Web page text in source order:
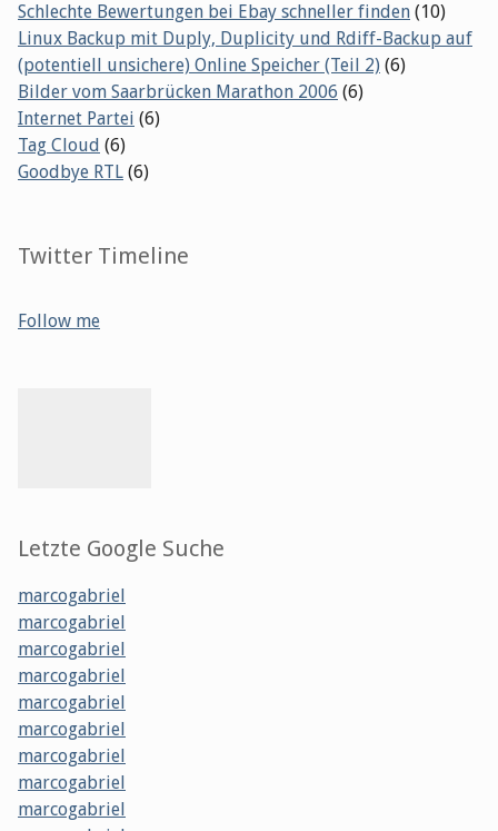
Schlechte Bewertungen bei Ebay schneller finden (10)
Linux Backup mit Duply, Duplicity und Rdiff-Backup auf
(potentiell unsichere) Online Speicher (Teil 2) (6)
Bilder vom Saarbrücken Marathon 2006 (6)
Internet Partei (6)
Tag Cloud (6)
Goodbye RTL (6)
Twitter Timeline
Follow me
Letzte Google Suche
marcogabriel
marcogabriel
marcogabriel
marcogabriel
marcogabriel
marcogabriel
marcogabriel
marcogabriel
marcogabriel